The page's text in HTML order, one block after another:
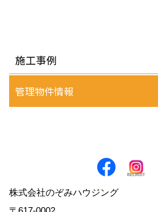
施工事例
管理物件情報
株式会社のぞみハウジング